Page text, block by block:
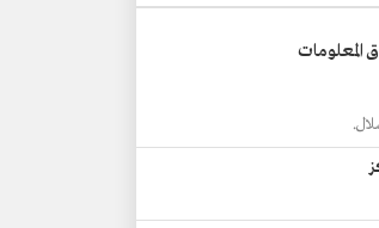
المعلومات